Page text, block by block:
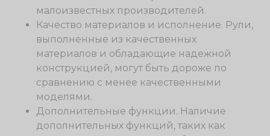
малоизвестных производителей.
Качество материалов и исполнение. Рули,
выполненные из качественных
материалов и обладающие надежной
конструкцией, могут быть дороже по
сравнению с менее качественными
моделями.
Дополнительные функции. Наличие
дополнительных функций, таких как